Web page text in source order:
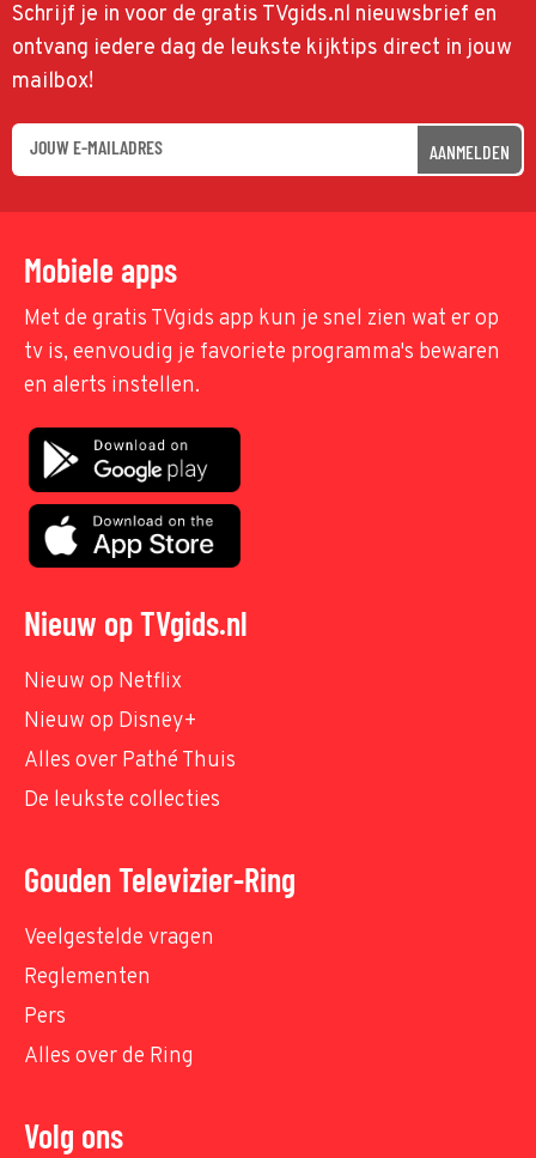
Schrijf je in voor de gratis TVgids.nl nieuwsbrief en
ontvang iedere dag de leukste kijktips direct in jouw
mailbox!
AANMELDEN
Mobiele apps
Met de gratis TVgids app kun je snel zien wat er op
tv is, eenvoudig je favoriete programma's bewaren
en alerts instellen.
Nieuw op TVgids.nl
Nieuw op Netflix
Nieuw op Disney+
Alles over Pathé Thuis
De leukste collecties
Gouden Televizier-Ring
Veelgestelde vragen
Reglementen
Pers
Alles over de Ring
Volg ons